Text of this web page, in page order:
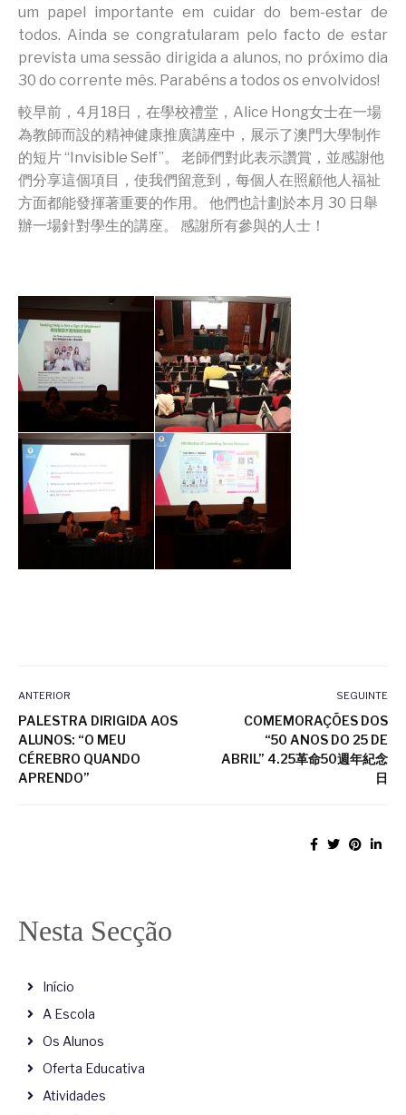
um papel importante em cuidar do bem-estar de
todos. Ainda se congratularam pelo facto de estar
prevista uma sessão dirigida a alunos, no próximo dia
30 do corrente mês. Parabéns a todos os envolvidos!
較早前，4月18日，在學校禮堂，Alice Hong女士在一場
為教師而設的精神健康推廣講座中，展示了澳門大學制作
的短片 “Invisible Self”。 老師們對此表示讚賞，並感謝他
們分享這個項目，使我們留意到，每個人在照顧他人福祉
方面都能發揮著重要的作用。 他們也計劃於本月 30 日舉
辦一場針對學生的講座。 感謝所有參與的人士！
ANTERIOR
PALESTRA DIRIGIDA AOS
ALUNOS: “O MEU
CÉREBRO QUANDO
APRENDO”
SEGUINTE
COMEMORAÇÕES DOS
“50 ANOS DO 25 DE
ABRIL” 4.25革命50週年紀念
日
Nesta Secção
Início
A Escola
Os Alunos
Oferta Educativa
Atividades